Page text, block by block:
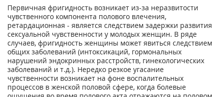
Первичная фригидность возникает из-за неразвитости
чувственного компонента полового влечения,
ретардационная - является следствием задержки развития
сексуальной чувственности у молодых женщин. В ряде
случаев, фригидность женщины может явиться следствием
общих заболеваний (интоксикаций, гормональных
нарушений эндокринных расстройств, гинекологических
заболеваний и т.д.). Нередко резкое угасание
чувственности возникает на фоне воспалительных
процессов в женской половой сфере, когда болевые